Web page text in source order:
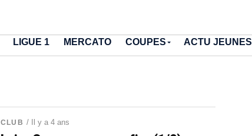
LIGUE 1 MERCATO COUPES ACTU JEUNES
CLUB / Il y a 4 ans